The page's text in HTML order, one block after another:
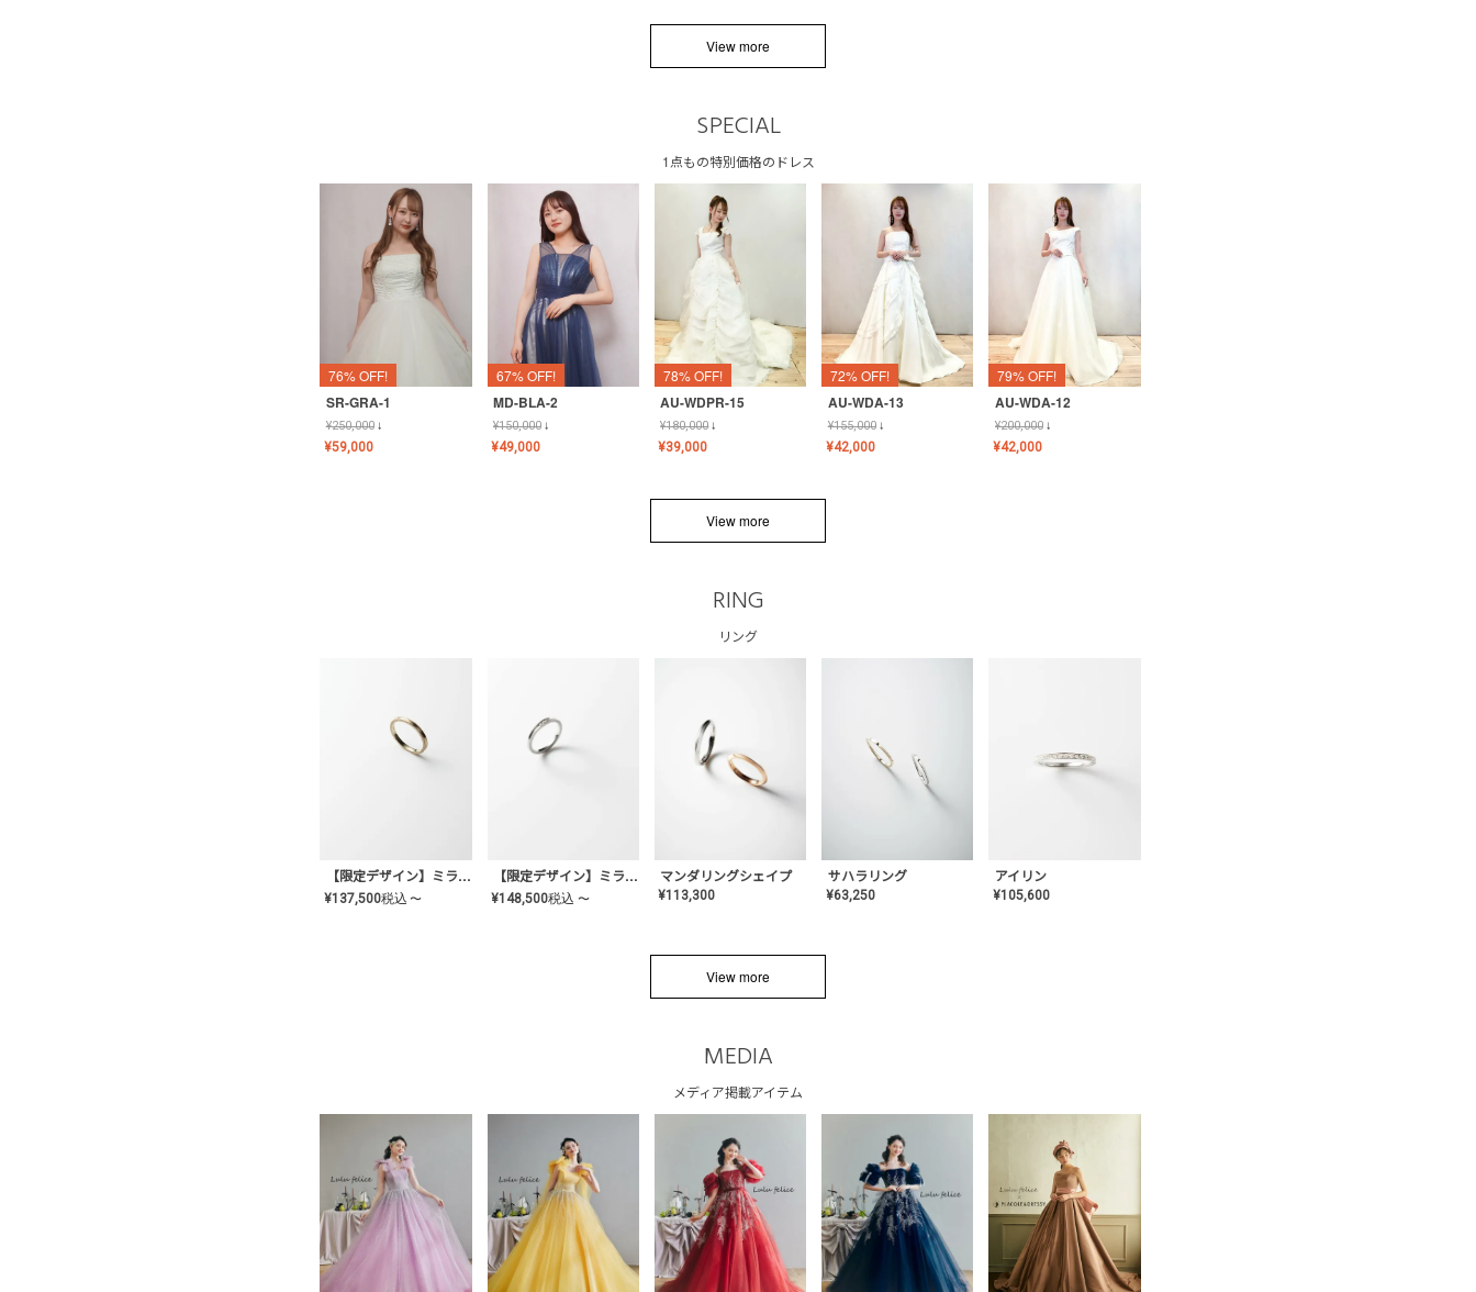
View more
SPECIAL
1点もの特別価格のドレス
76% OFF!
SR-GRA-1
¥250,000↓
¥59,000
67% OFF!
MD-BLA-2
¥150,000↓
¥49,000
78% OFF!
AU-WDPR-15
¥180,000↓
¥39,000
72% OFF!
AU-WDA-13
¥155,000↓
¥42,000
79% OFF!
AU-WDA-12
¥200,000↓
¥42,000
View more
RING
リング
【限定デザイン】ミライ(mill-ai)リング
¥137,500税込 〜
【限定デザイン】ミライ(mill-ai)リング
¥148,500税込 〜
マンダリングシェイプ
¥113,300
サハラリング
¥63,250
アイリン
¥105,600
View more
MEDIA
メディア掲載アイテム